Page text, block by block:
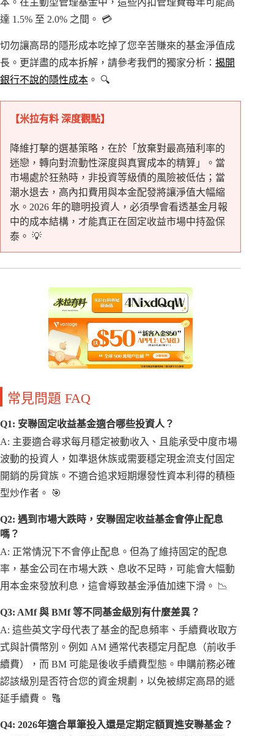
達 1.5% 至 2.0% 之間。 💳
切勿讓高昂的隱形成本吃掉了您辛苦賺來的基金淨值成
長。更詳盡的成本拆解，請參考我們的獨家分析： 揭開
銀行不說的隱性成本 。 🔍
【米拉有料 深度觀點】
降維打擊的選基策略，在於「放棄對最高殖利率的
迷戀，轉向對流動性深度與真實成本的精算」。當
市場處於狂熱時，非投資等級債的風險被低估；當
潮水退去，高內扣費用與本金配發將讓淨值大幅縮
水。2026 年的聰明投資人，必須學會看透基金月報
中的成本結構，才能真正在固定收益市場中持盈保
泰。 💡
常見問題 FAQ
Q1: 安聯固定收益基金適合哪些投資人？
A: 主要適合尋求每月穩定被動收入、且能承受中度市場
波動的投資人，如準退休族或需要穩定現金流支付固定
開銷的房貸族。不適合追求短期爆發性資本利得的積極
型炒作者。 🎯
Q2: 遇到市場大跌時，安聯固定收益基金會停止配息
嗎？
A: 正常情況下不會停止配息。但為了維持固定的配息
率，基金公司在市場大跌、息收不足時，可能會大幅動
用本金來發放利息，這會導致基金淨值加速下滑。 📉
Q3: AMf 與 BMf 等不同基金級別有什麼差異？
A: 這些英文字母代表了基金的配息頻率、手續費收取方
式與計價幣別。例如 AM 通常代表穩定月配息（前收手
續費），而 BM 可能是後收手續費型態。申購前務必確
認該級別是否符合您的資金規劃，以免被綁定高昂的遞
延手續費。 🔠
Q4: 2026年適合單筆投入還是定期定額買進安聯基金？